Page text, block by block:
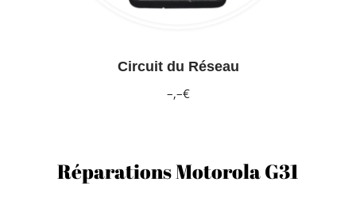
Circuit du Réseau
–,–€
Réparations Motorola G31